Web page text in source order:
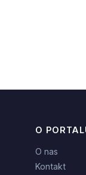
O
O nas
Kontakt